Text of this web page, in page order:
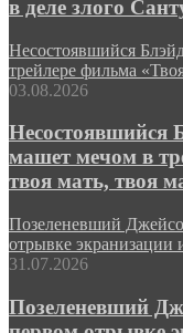
в деле злого
Несостоявшийся
трейлере фильма
03.08.2026
Несостоявшийся
машет мечом в
твоя мать, твоя
Позеленевший
отрывке
31.07.2026
Позеленевший